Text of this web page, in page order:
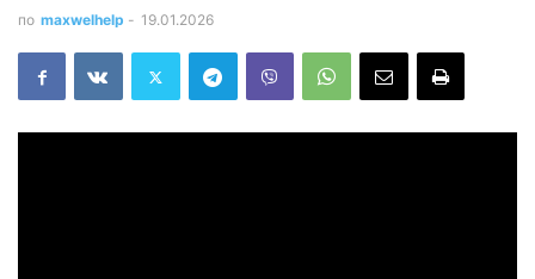
по maxwelhelp - 19.01.2026